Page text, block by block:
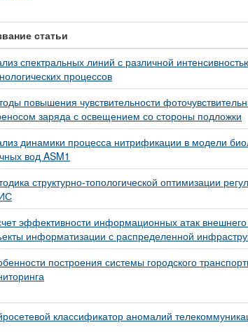
статьи
спектральных линий с различной
процессов
повышения чувствительности
заряда с освещением со стороны подложки
динамики процесса нитрификации в модели
вод ASM1
структурно-топологической оптимизации
эффективности информационных атак
информатизации с распределенной
построения системы городского
классификатор аномалий